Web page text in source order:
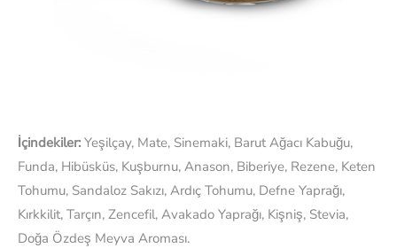
İçindekiler: Yeşilçay, Mate, Sinemaki, Barut Ağacı Kabuğu,
Funda, Hibüsküs, Kuşburnu, Anason, Biberiye, Rezene, Keten
Tohumu, Sandaloz Sakızı, Ardıç Tohumu, Defne Yaprağı,
Kırkkilit, Tarçın, Zencefil, Avakado Yaprağı, Kişniş, Stevia,
Doğa Özdeş Meyva Aroması.